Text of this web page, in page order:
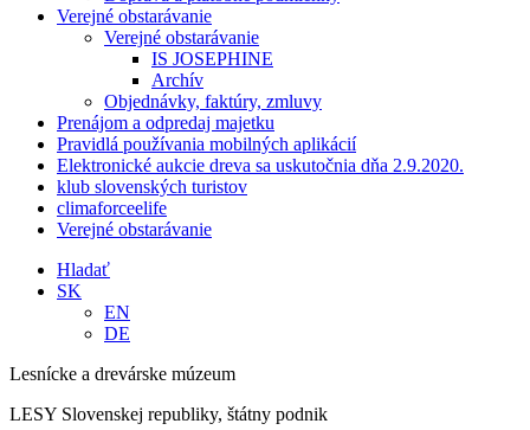
Verejné obstarávanie
Verejné obstarávanie
IS JOSEPHINE
Archív
Objednávky, faktúry, zmluvy
Prenájom a odpredaj majetku
Pravidlá používania mobilných aplikácií
Elektronické aukcie dreva sa uskutočnia dňa 2.9.2020.
klub slovenských turistov
climaforceelife
Verejné obstarávanie
Hladať
SK
EN
DE
Lesnícke a drevárske múzeum
LESY Slovenskej republiky, štátny podnik